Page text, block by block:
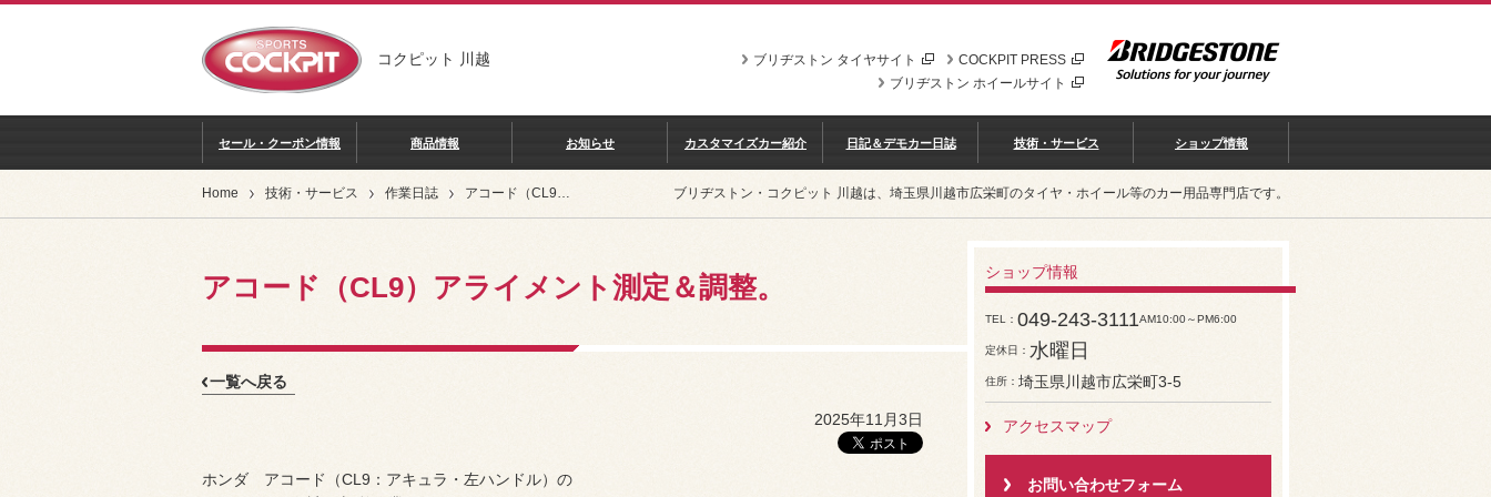
コクピット 川越 COCKPIT PRESS
ブリヂストン タイヤサイト
ブリヂストン ホイールサイト
セール・クーポン情報 商品情報 お知らせ カスタマイズカー紹介 日記＆デモカー日誌 技術・サービス ショップ情報
Home 技術・サービス 作業日誌 アコード（CL9）アライメント測定＆調整。 ブリヂストン・コクピット 川越は、埼玉県川越市広栄町のタイヤ・ホイール等のカー用品専門店です。
アコード（CL9）アライメント測定＆調整。
一覧へ戻る
2025年11月3日
ホンダ アコード（CL9：アキュラ・左ハンドル）の
ショップ情報
TEL 049-243-3111AM10:00～PM6:00
定休日 水曜日
住所 埼玉県川越市広栄町3-5
アクセスマップ
お問い合わせフォーム